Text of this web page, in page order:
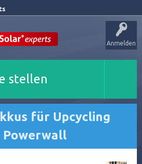
Anmelden
stellen
für Upcycling
Powerwall